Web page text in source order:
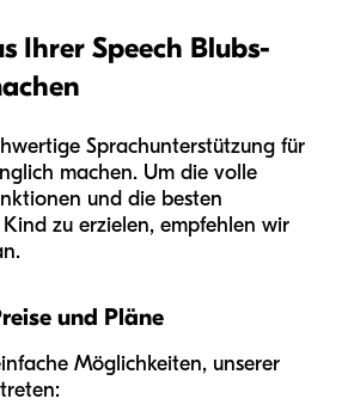
Ihrer Speech Blubs-
Sprachunterstützung für
machen. Um die volle
und die besten
Kind zu erzielen, empfehlen wir
und Pläne
Möglichkeiten, unserer